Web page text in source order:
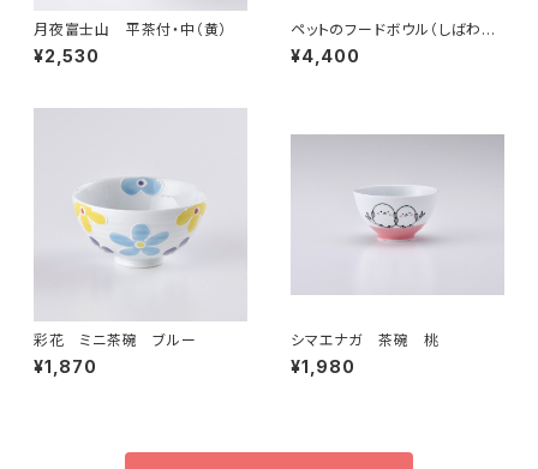
月夜富士山 平茶付・中（黄）
¥2,530
ペットのフードボウル（しばわん
ず）【名入れは+1,100円(税込)で
す】
¥4,400
彩花 ミニ茶碗 ブルー
¥1,870
シマエナガ 茶碗 桃
¥1,980